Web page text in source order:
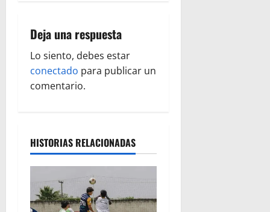
i
ó
n
e
e
n
Deja una respuesta
Lo siento, debes estar
conectado para publicar un
comentario.
HISTORIAS RELACIONADAS